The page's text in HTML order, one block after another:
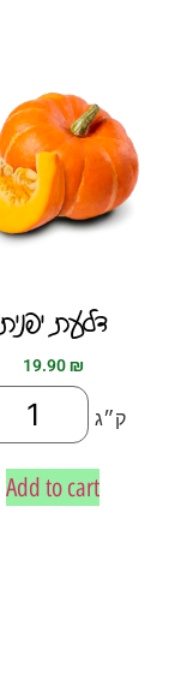
דלעת יפנית
19.90₪
ק״ג
Add to cart